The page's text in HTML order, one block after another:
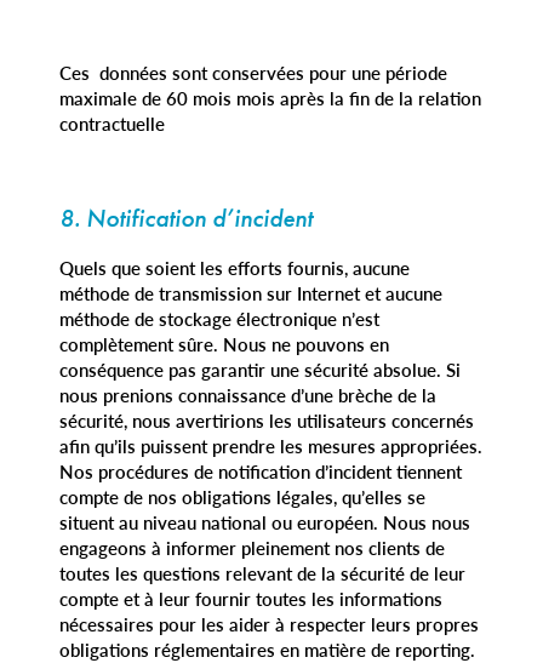
Ces données sont conservées pour une période
maximale de 60 mois mois après la fin de la relation
contractuelle
8. Notification d’incident
Quels que soient les efforts fournis, aucune
méthode de transmission sur Internet et aucune
méthode de stockage électronique n’est
complètement sûre. Nous ne pouvons en
conséquence pas garantir une sécurité absolue. Si
nous prenions connaissance d’une brèche de la
sécurité, nous avertirions les utilisateurs concernés
afin qu’ils puissent prendre les mesures appropriées.
Nos procédures de notification d’incident tiennent
compte de nos obligations légales, qu’elles se
situent au niveau national ou européen. Nous nous
engageons à informer pleinement nos clients de
toutes les questions relevant de la sécurité de leur
compte et à leur fournir toutes les informations
nécessaires pour les aider à respecter leurs propres
obligations réglementaires en matière de reporting.